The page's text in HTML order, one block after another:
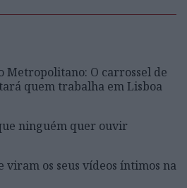
Metropolitano: O carrossel de
quem trabalha em Lisboa
ninguém quer ouvir
viram os seus vídeos íntimos na